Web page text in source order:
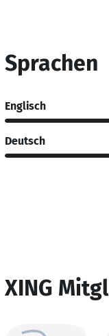
Sprachen
Englisch
Deutsch
XING